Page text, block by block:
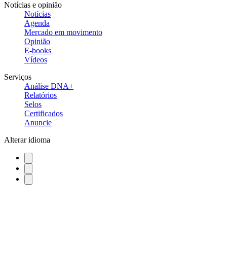
Notícias e opinião
Notícias
Agenda
Mercado em movimento
Opinião
E-books
Vídeos
Serviços
Análise DNA+
Relatórios
Selos
Certificados
Anuncie
Alterar idioma